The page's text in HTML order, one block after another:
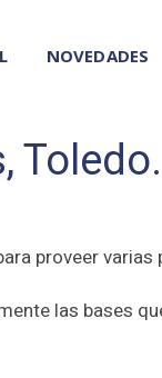
NOVEDADES
Toledo.
proveer varias
las bases